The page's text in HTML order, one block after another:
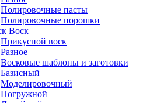
Полировочные пасты
Полировочные порошки
Воск
Прикусной воск
Разное
Восковые шаблоны и заготовки
Базисный
Моделировочный
Погружной